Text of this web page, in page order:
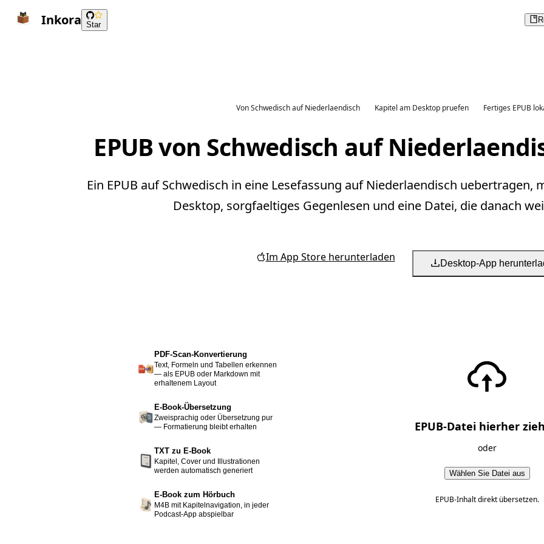
Inkora Star
Von Schwedisch auf Niederlaendisch Kapitel am Desktop pruefen Fertiges EPUB
EPUB von Schwedisch auf
Ein EPUB auf Schwedisch in eine Lesefassung auf Niederlaendisch
Desktop, sorgfaeltiges Gegenlesen und eine Datei, die danach
Im App Store herunterladen Desktop-App
PDF-Scan-Konvertierung
Text, Formeln und Tabellen erkennen
— als EPUB oder Markdown mit
erhaltenem Layout
E-Book-Übersetzung
Zweisprachig oder Übersetzung pur
— Formatierung bleibt erhalten
TXT zu E-Book
Kapitel, Cover und Illustrationen
werden automatisch generiert
E-Book zum Hörbuch
M4B mit Kapitelnavigation, in jeder
Podcast-App abspielbar
EPUB-Datei hierher
oder
Wählen Sie Datei aus
EPUB-Inhalt direkt übersetzen.